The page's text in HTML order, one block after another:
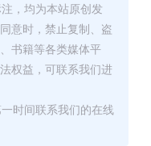
，均为本站原创发
意时，禁止复制、盗
书籍等各类媒体平
权益，可联系我们进
时间联系我们的在线